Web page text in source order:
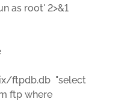
as root' 2>&1
ftpdb.db "select
ftp where